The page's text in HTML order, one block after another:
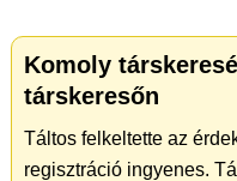
Komoly
társkeresőn
Táltos felkeltette az
regisztráció ingyenes.